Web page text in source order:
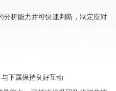
分析能力并可快速判断，制定应对
下属保持良好互动